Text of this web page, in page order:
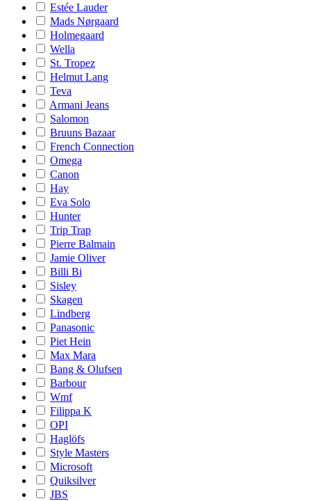
Estée Lauder
Mads Nørgaard
Holmegaard
Wella
St. Tropez
Helmut Lang
Teva
Armani Jeans
Salomon
Bruuns Bazaar
French Connection
Omega
Canon
Hay
Eva Solo
Hunter
Trip Trap
Pierre Balmain
Jamie Oliver
Billi Bi
Sisley
Skagen
Lindberg
Panasonic
Piet Hein
Max Mara
Bang & Olufsen
Barbour
Wmf
Filippa K
OPI
Haglöfs
Style Masters
Microsoft
Quiksilver
JBS